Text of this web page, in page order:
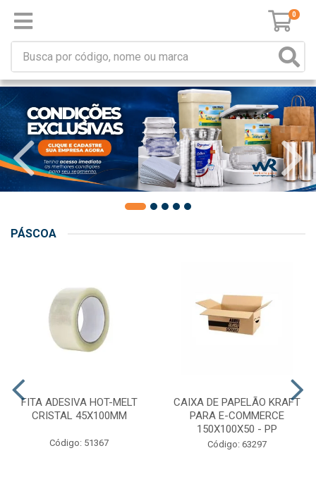
0
PÁSCOA
FITA ADESIVA HOT-MELT
CRISTAL 45X100MM
Código: 51367
CAIXA DE PAPELÃO KRAFT
PARA E-COMMERCE
150X100X50 - PP
Código: 63297